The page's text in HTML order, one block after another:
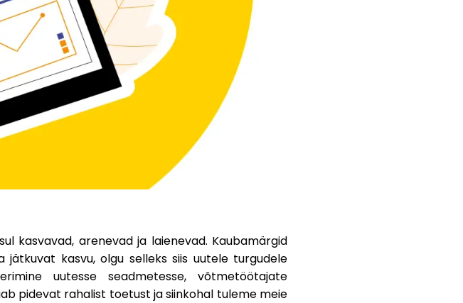
Võta meiega ühendust
kasvavad, arenevad ja laienevad. Kaubamärgid
kasvu, olgu selleks siis uutele turgudele
uutesse seadmetesse, võtmetöötajate
pidevat rahalist toetust ja siinkohal tuleme meie